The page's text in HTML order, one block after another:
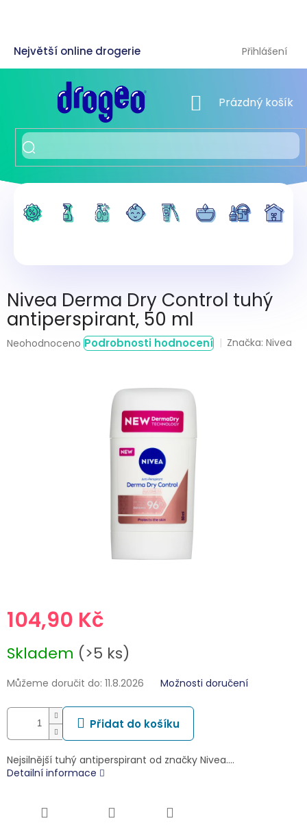
Přihlášení
NÁKUPNÍ KOŠÍK
Prázdný košík
Nivea Derma Dry Control tuhý
antiperspirant, 50 ml
Průměrné
Neohodnoceno Podrobnosti hodnocení Značka:Nivea
104,90 Kč
cena:
Skladem (>5 ks)
Můžeme doručit do: 11.8.2026 Možnosti doručení
Přidat do košíku
Nejsilnější tuhý antiperspirant od značky Nivea.…
Detailní informace